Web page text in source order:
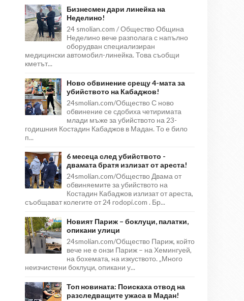
Бизнесмен дари линейка на
Неделино!
24 smolian.com / Общество Община
Неделино вече разполага с напълно
оборудван специализиран
медицински автомобил-линейка. Това съобщи
кметът...
Ново обвинение срещу 4-мата за
убийството на Кабаджов!
24smolian.com/Общество С ново
обвинение се сдобиха четиримата
млади мъже за убийството на 23-
годишния Костадин Кабаджов в Мадан. То е било
п...
6 месеца след убийството -
двамата братя излизат от ареста!
24smolian.com/Общество Двама от
обвиняемите за убийството на
Костадин Кабаджов излизат от ареста,
съобщават колегите от 24 rodopi.com . Бр...
Новият Париж – боклуци, палатки,
опикани улици
24smolian.com/Общество Париж, който
вече не е онзи Париж – на Хемингуей,
на бохемата, на изкуството. „Много
неизчистени боклуци, опикани у...
Топ новината: Поискаха отвод на
разследващите ужаса в Мадан!